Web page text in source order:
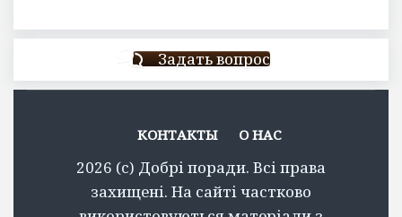
Задать вопрос
КОНТАКТЫ О НАС
2026 (c) Добрі поради. Всі права
захищені. На сайті частково